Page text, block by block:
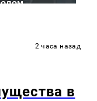
2 часа назад
в